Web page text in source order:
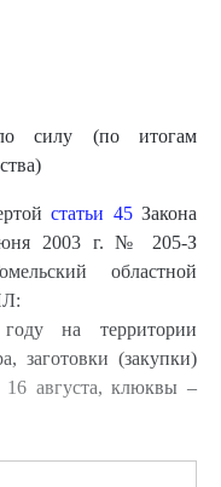
силу (по итогам
статьи 45Закона
2003 г. № 205-З
областной
на территории
заготовки (закупки)
16 августа, клюквы –